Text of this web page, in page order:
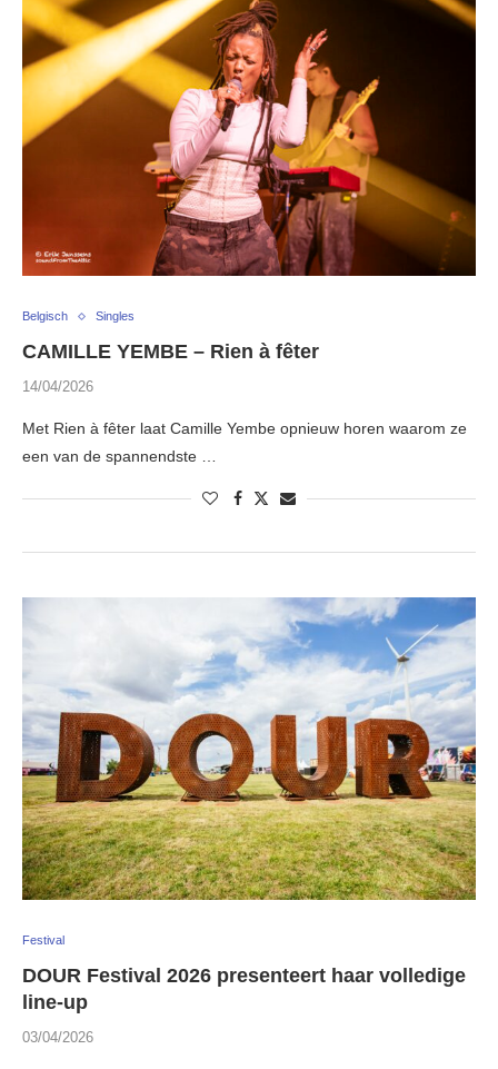
Belgisch Singles
CAMILLE YEMBE – Rien à fêter
14/04/2026
Met Rien à fêter laat Camille Yembe opnieuw horen waarom ze
een van de spannendste …
Festival
DOUR Festival 2026 presenteert haar volledige
line-up
03/04/2026